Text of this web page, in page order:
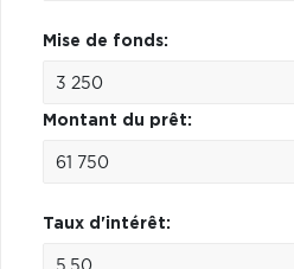
Mise de fonds:
Montant du prêt:
Taux d'intérêt: